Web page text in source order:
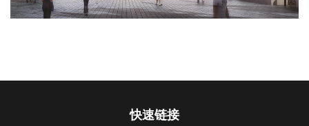
快速链接